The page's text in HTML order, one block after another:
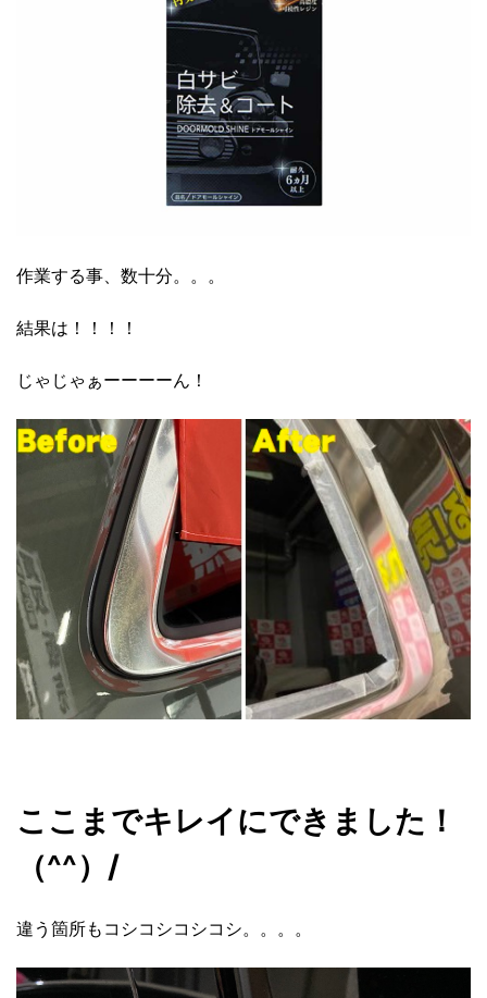
作業する事、数十分。。。
結果は！！！！
じゃじゃぁーーーーん！
ここまでキレイにできました！
（^^）/
違う箇所もコシコシコシコシ。。。。